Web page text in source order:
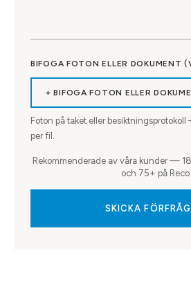
BIFOGA FOTON ELLER DOKUMENT
+ BIFOGA FOTON ELLER
Foton på taket eller
per fil.
Rekommenderade av våra kunder —
och 75+ på Reco
SKICKA